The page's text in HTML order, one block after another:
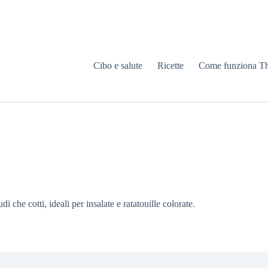
Cibo e salute Ricette Come funziona
che cotti, ideali per insalate e ratatouille colorate.